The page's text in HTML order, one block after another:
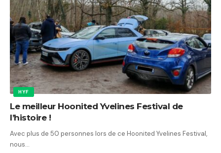
HYF
Le meilleur Hoonited Yvelines Festival de
l’histoire !
Avec plus de 50 personnes lors de ce Hoonited Yvelines Festival,
nous…